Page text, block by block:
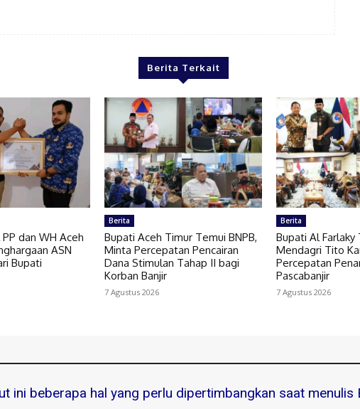
Berita Terkait
dan WH Aceh
ASN
Bupati
Berita
Bupati Aceh Timur Temui BNPB,
Minta Percepatan Pencairan
Dana Stimulan Tahap II bagi
Korban Banjir
7 Agustus 2026
Berita
Bupati Al Farlaky
Mendagri Tito
Percepatan
Pascabanjir
7 Agustus 2026
ini beberapa hal yang perlu dipertimbangkan saat menulis